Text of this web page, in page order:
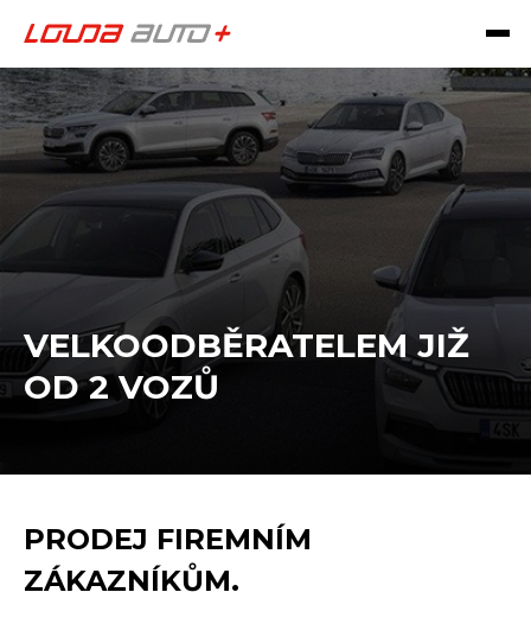
VELKOODBĚRATELEM JIŽ
OD 2 VOZŮ
PRODEJ FIREMNÍM
ZÁKAZNÍKŮM.